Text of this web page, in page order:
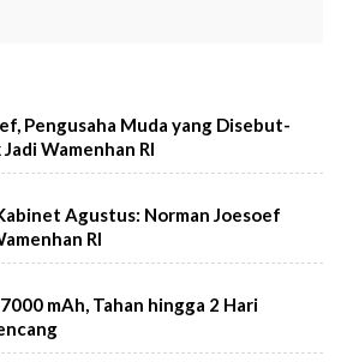
Pengusaha Muda yang Disebut-
Wamenhan RI
Agustus: Norman Joesoef
RI
mAh, Tahan hingga 2 Hari